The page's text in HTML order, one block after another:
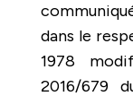
dans le
1978
2016/679